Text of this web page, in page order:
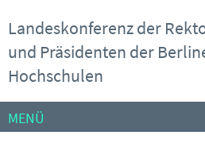
direkt
zu
Inhalt
Landeskonferenz der
und Präsidenten der
Hochschulen
Service-
Navigation
MENÜ